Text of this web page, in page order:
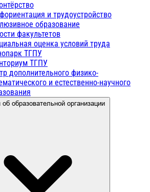
и трудоустройство
образование
факультетов
оценка условий труда
ТГПУ
ТГПУ
дополнительного физико-
и естественно-научного
образовательной организации